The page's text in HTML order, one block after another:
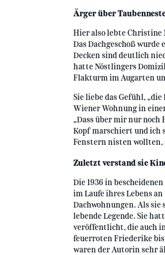
Ärger über
Hier also lebte Christine
Das Dachgeschoß
Decken sind deutlich
hatte Nöstlingers
Flakturm im Augarten
Sie liebe das Gefühl,
Wiener Wohnung in
„Dass über mir nur
Kopf marschiert und ich
Fenstern nisten wollten,
Zuletzt verstand sie
Die 1936 in
im Laufe ihres Lebens
Dachwohnungen. Als
lebende Legende. Sie
veröffentlicht, die auch
feuerroten Friederike
waren der Autorin sehr